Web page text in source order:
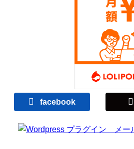
facebook